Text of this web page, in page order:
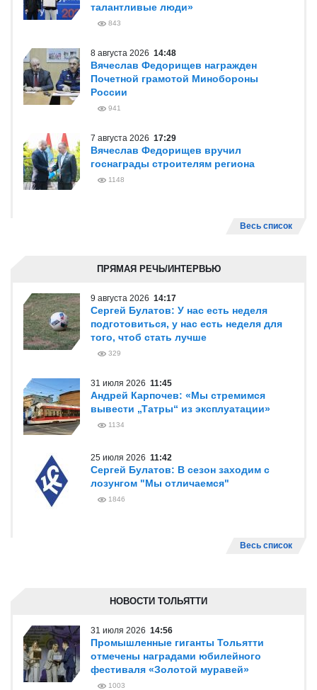
талантливые люди»
843
8 августа 2026 14:48
Вячеслав Федорищев награжден
Почетной грамотой Минобороны
России
941
7 августа 2026 17:29
Вячеслав Федорищев вручил
госнаграды строителям региона
1148
Весь список
ПРЯМАЯ РЕЧЬ/ИНТЕРВЬЮ
9 августа 2026 14:17
Сергей Булатов: У нас есть неделя
подготовиться, у нас есть неделя для
того, чтоб стать лучше
329
31 июля 2026 11:45
Андрей Карпочев: «Мы стремимся
вывести „Татры“ из эксплуатации»
1134
25 июля 2026 11:42
Сергей Булатов: В сезон заходим с
лозунгом "Мы отличаемся"
1846
Весь список
НОВОСТИ ТОЛЬЯТТИ
31 июля 2026 14:56
Промышленные гиганты Тольятти
отмечены наградами юбилейного
фестиваля «Золотой муравей»
1003